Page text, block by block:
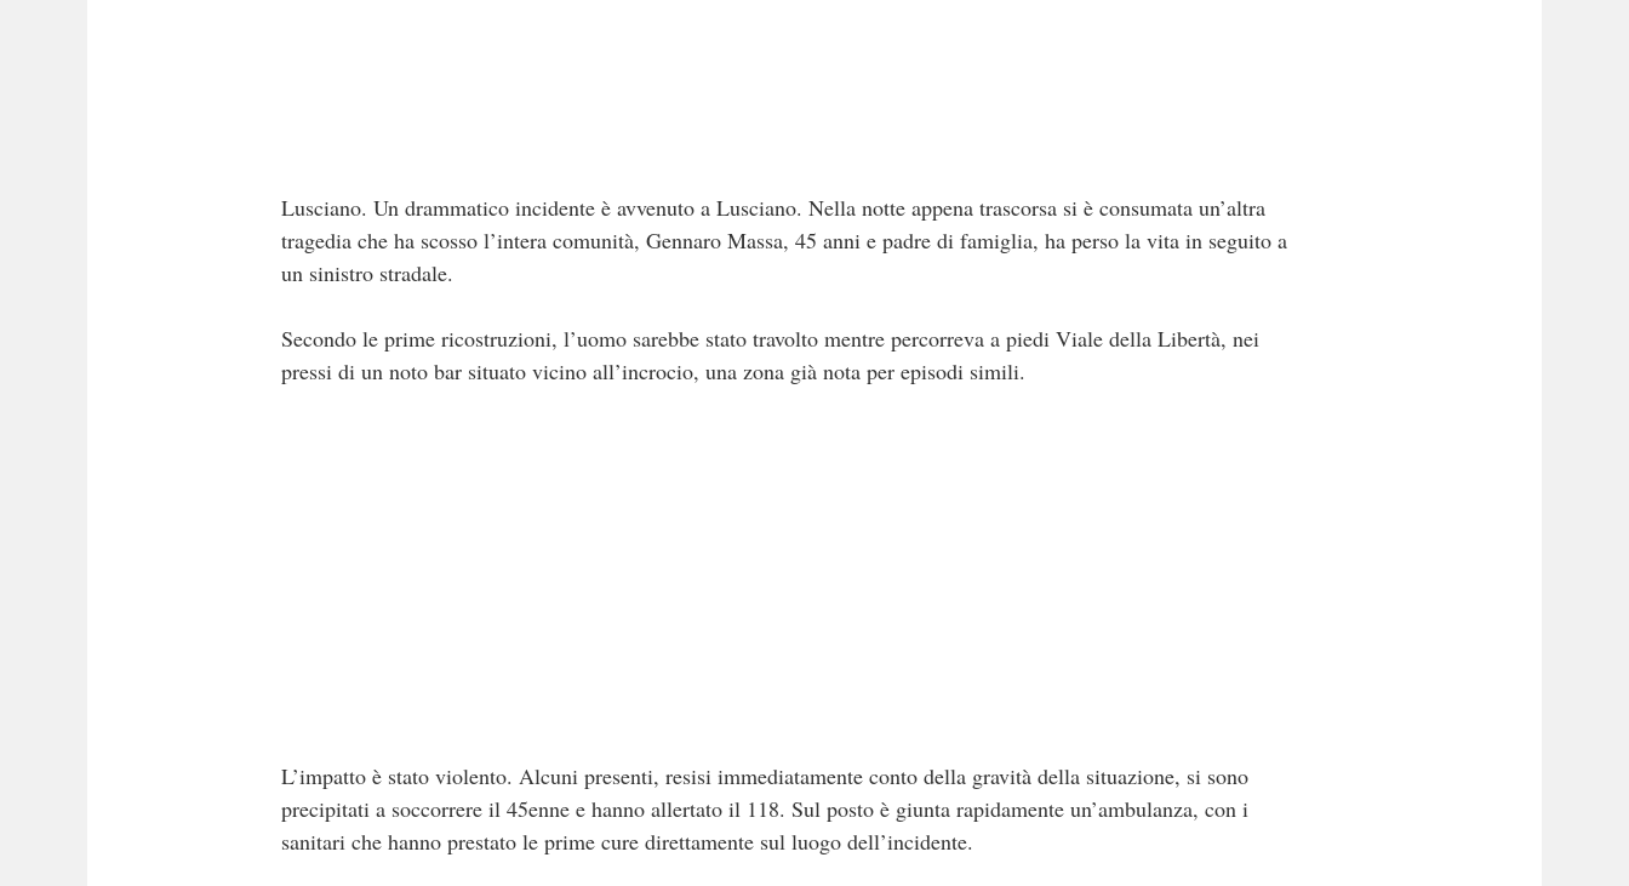
Lusciano. Un drammatico incidente è avvenuto a Lusciano. Nella notte appena trascorsa si è consumata un’altra
tragedia che ha scosso l’intera comunità, Gennaro Massa, 45 anni e padre di famiglia, ha perso la vita in seguito a
un sinistro stradale.
Secondo le prime ricostruzioni, l’uomo sarebbe stato travolto mentre percorreva a piedi Viale della Libertà, nei
pressi di un noto bar situato vicino all’incrocio, una zona già nota per episodi simili.
L’impatto è stato violento. Alcuni presenti, resisi immediatamente conto della gravità della situazione, si sono
precipitati a soccorrere il 45enne e hanno allertato il 118. Sul posto è giunta rapidamente un’ambulanza, con i
sanitari che hanno prestato le prime cure direttamente sul luogo dell’incidente.